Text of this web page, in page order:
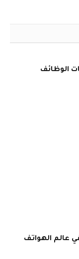
الوظائف
عالم الهواتف